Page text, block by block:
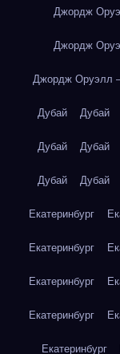
Джордж
Джордж
Джордж Оруэлл
Дубай Дубай
Дубай Дубай
Дубай Дубай
Екатеринбург
Екатеринбург
Екатеринбург
Екатеринбург
Екатеринбург